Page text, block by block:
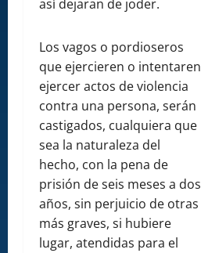
así dejaran de joder.
Los vagos o pordioseros
que ejercieren o intentaren
ejercer actos de violencia
contra una persona, serán
castigados, cualquiera que
sea la naturaleza del
hecho, con la pena de
prisión de seis meses a dos
años, sin perjuicio de otras
más graves, si hubiere
lugar, atendidas para el